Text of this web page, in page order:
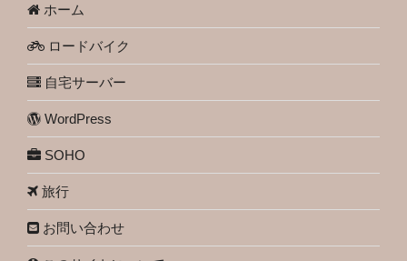
ホーム
ロードバイク
自宅サーバー
WordPress
SOHO
旅行
お問い合わせ